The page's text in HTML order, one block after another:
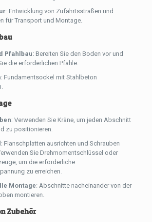
: Entwicklung von Zufahrtsstraßen und
für Transport und Montage.
Pfahlbau: Bereiten Sie den Boden vor und
die erforderlichen Pfähle.
: Fundamentsockel mit Stahlbeton
: Verwenden Sie Kräne, um jeden Abschnitt
zu positionieren.
: Flanschplatten ausrichten und Schrauben
Sie Drehmomentschlüssel oder
um die erforderliche
zu erreichen.
Montage: Abschnitte nacheinander von der
montieren.
Zubehör